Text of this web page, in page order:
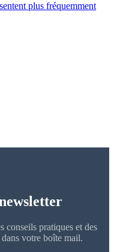
plus fréquemment
conseils pratiques et des
votre boîte mail.